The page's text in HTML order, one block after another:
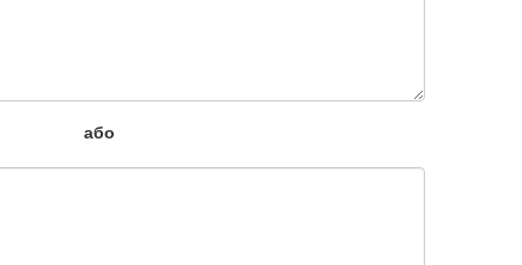
або